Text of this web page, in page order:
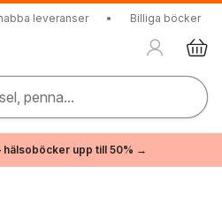
leveranser • Billiga böcker
penna...
hälsoböcker upp till 50% →